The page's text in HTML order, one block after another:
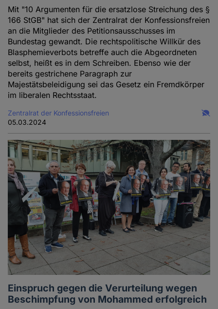
Mit "10 Argumenten für die ersatzlose Streichung des §
166 StGB" hat sich der Zentralrat der Konfessionsfreien
an die Mitglieder des Petitionsausschusses im
Bundestag gewandt. Die rechtspolitische Willkür des
Blasphemieverbots betreffe auch die Abgeordneten
selbst, heißt es in dem Schreiben. Ebenso wie der
bereits gestrichene Paragraph zur
Majestätsbeleidigung sei das Gesetz ein Fremdkörper
im liberalen Rechtsstaat.
Zentralrat der Konfessionsfreien
05.03.2024
Einspruch gegen die Verurteilung wegen
Beschimpfung von Mohammed erfolgreich